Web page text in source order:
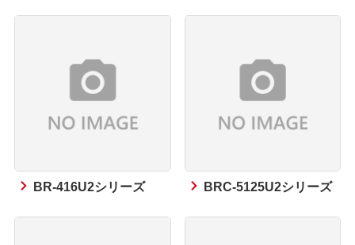
BR-416U2シリーズ BRC-5125U2シリーズ